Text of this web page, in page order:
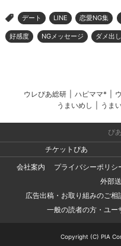
> デート LINE 恋愛NG集
好感度 NGメッセージ ダメ出し
ウレぴあ総研 ハピママ*
うまいめし
うま
ぴ
チケットぴあ
会社案内
プライバシーポリシ
外部
広告出稿・お取り組みのご
一般の読者の方・ユー
Copyright (C) PIA